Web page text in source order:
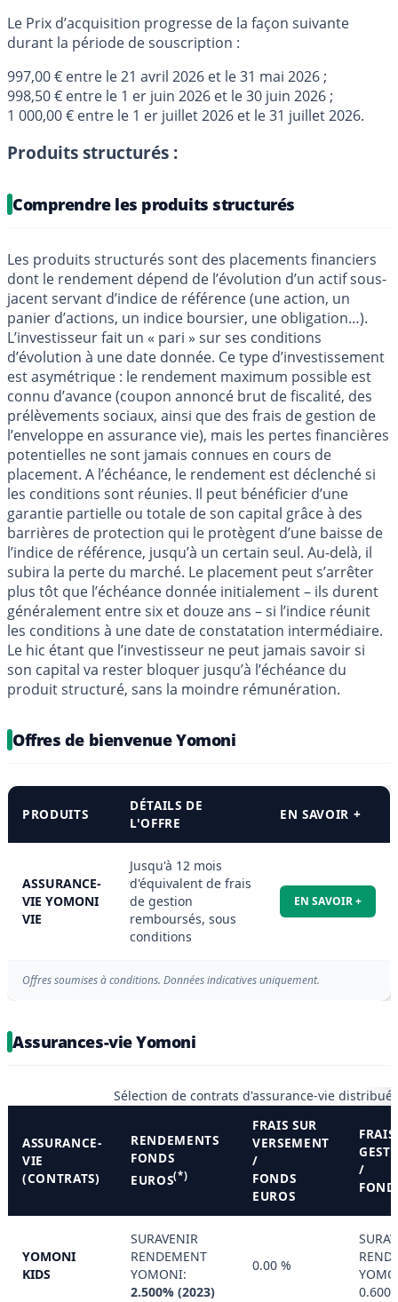
Le Prix d’acquisition progresse de la façon suivante
durant la période de souscription :
997,00 € entre le 21 avril 2026 et le 31 mai 2026 ;
998,50 € entre le 1 er juin 2026 et le 30 juin 2026 ;
1 000,00 € entre le 1 er juillet 2026 et le 31 juillet 2026.
Produits structurés :
Comprendre les produits structurés
Les produits structurés sont des placements financiers
dont le rendement dépend de l’évolution d’un actif sous-
jacent servant d’indice de référence (une action, un
panier d’actions, un indice boursier, une obligation…).
L’investisseur fait un « pari » sur ses conditions
d’évolution à une date donnée. Ce type d’investissement
est asymétrique : le rendement maximum possible est
connu d’avance (coupon annoncé brut de fiscalité, des
prélèvements sociaux, ainsi que des frais de gestion de
l’enveloppe en assurance vie), mais les pertes financières
potentielles ne sont jamais connues en cours de
placement. A l’échéance, le rendement est déclenché si
les conditions sont réunies. Il peut bénéficier d’une
garantie partielle ou totale de son capital grâce à des
barrières de protection qui le protègent d’une baisse de
l’indice de référence, jusqu’à un certain seul. Au-delà, il
subira la perte du marché. Le placement peut s’arrêter
plus tôt que l’échéance donnée initialement – ils durent
généralement entre six et douze ans – si l’indice réunit
les conditions à une date de constatation intermédiaire.
Le hic étant que l’investisseur ne peut jamais savoir si
son capital va rester bloquer jusqu’à l’échéance du
produit structuré, sans la moindre rémunération.
Offres de bienvenue Yomoni
PRODUITS
DÉTAILS DE
L'OFFRE
EN SAVOIR +
ASSURANCE-
VIE YOMONI
VIE
Jusqu'à 12 mois
d'équivalent de frais
de gestion
remboursés, sous
conditions
EN SAVOIR +
Offres soumises à conditions. Données indicatives uniquement.
Assurances-vie Yomoni
Sélection de contrats d'assurance-vie
ASSURANCE-
VIE
(CONTRATS)
RENDEMENTS
FONDS
EUROS(*)
FRAIS SUR
VERSEMENT
/
FONDS
EUROS
/
YOMONI
KIDS
SURAVENIR
RENDEMENT
YOMONI:
2.500% (2023)
0.00 %